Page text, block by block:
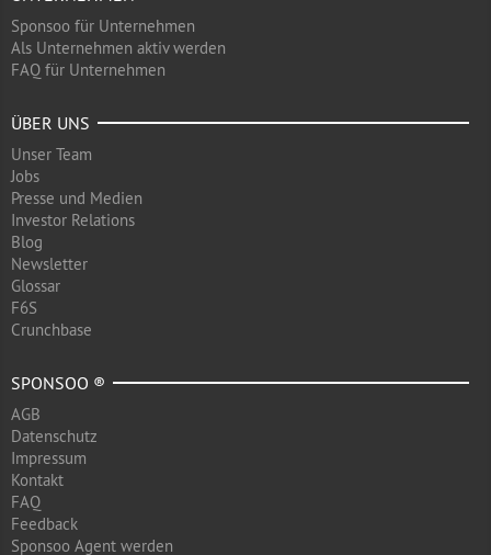
Sponsoo für Unternehmen
Als Unternehmen aktiv werden
FAQ für Unternehmen
ÜBER UNS
Unser Team
Jobs
Presse und Medien
Investor Relations
Blog
Newsletter
Glossar
F6S
Crunchbase
SPONSOO ®
AGB
Datenschutz
Impressum
Kontakt
FAQ
Feedback
Sponsoo Agent werden